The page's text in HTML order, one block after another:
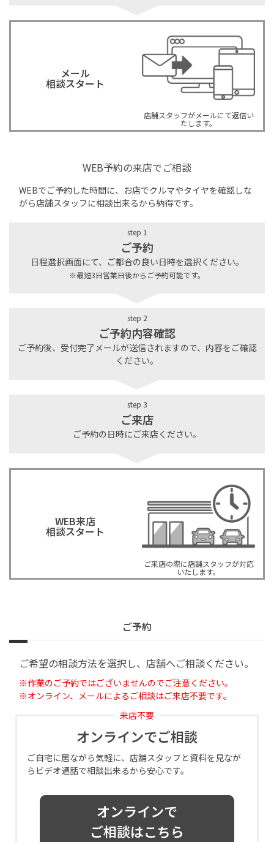
メール
相談スタート
店舗スタッフがメールにて返信い
たします。
WEB予約の来店でご相談
WEBでご予約した時間に、お店でクルマやタイヤを確認しな
がら店舗スタッフに相談出来るから納得です。
step 1
ご予約
日程選択画面にて、ご都合の良い日時を選択ください。
※最短3日営業日後からご予約可能です。
step 2
ご予約内容確認
ご予約後、受付完了メールが送信されますので、内容をご確認
ください。
step 3
ご来店
ご予約の日時にご来店ください。
WEB来店
相談スタート
ご来店の際に店舗スタッフが対応
いたします。
ご予約
ご希望の相談方法を選択し、店舗へご相談ください。
※作業のご予約ではございませんのでご注意ください。
※オンライン、メールによるご相談はご来店不要です。
来店不要
オンラインでご相談
ご自宅に居ながら気軽に、店舗スタッフと資料を見なが
らビデオ通話で相談出来るから安心です。
オンラインで
ご相談はこちら